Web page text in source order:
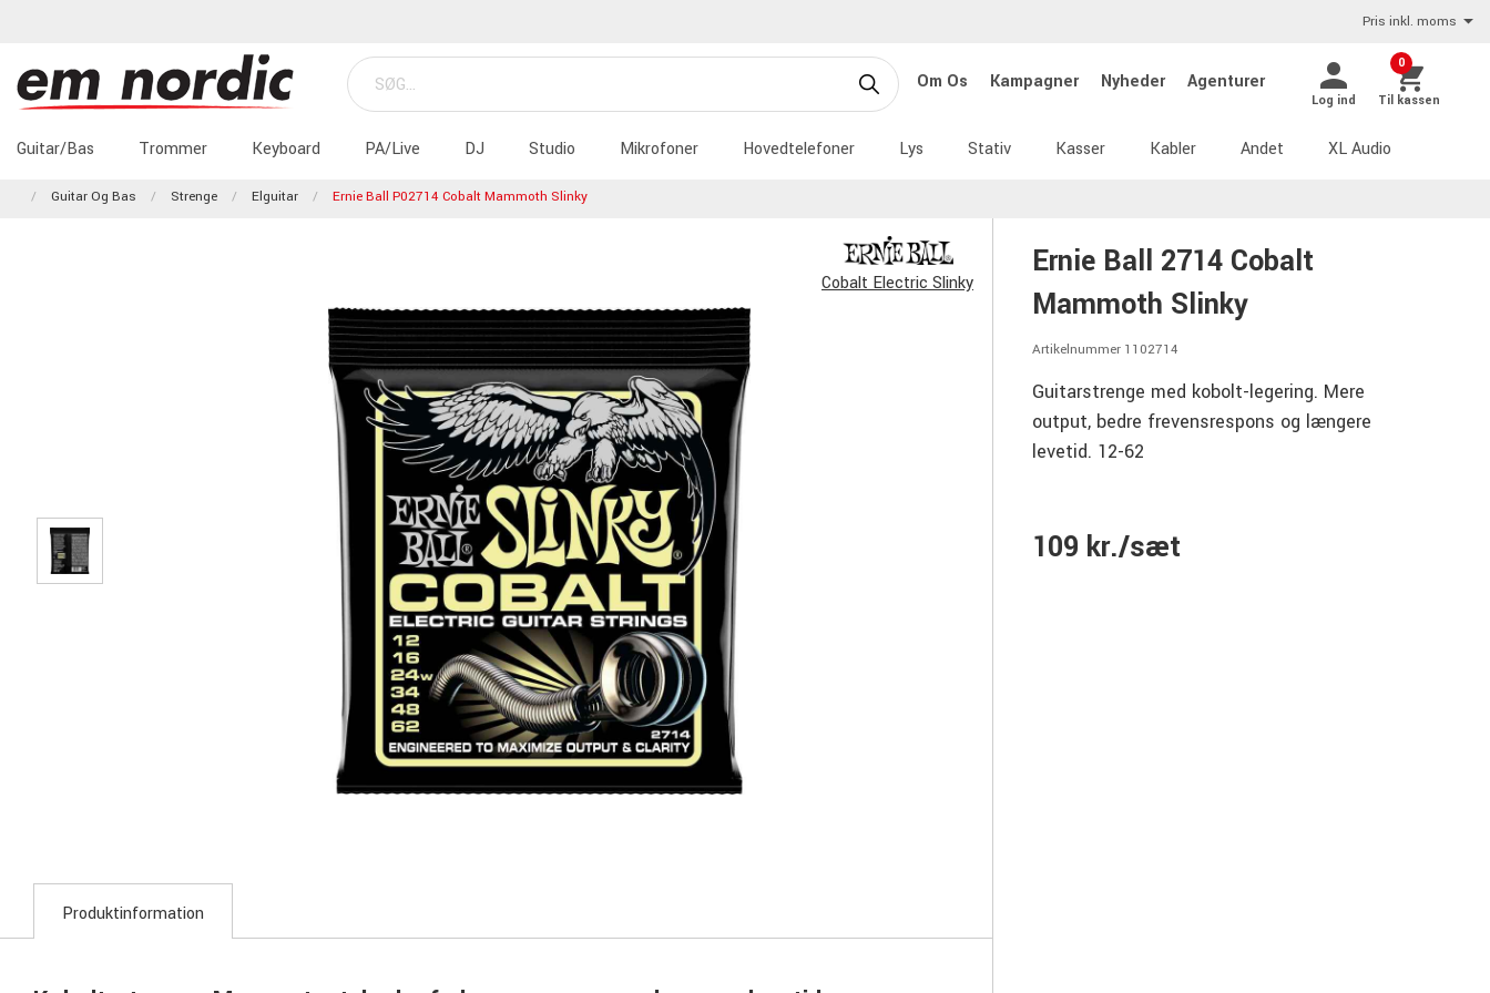
Pris inkl. moms
Om Os Kampagner Nyheder Agenturer
Log ind
0
Til kassen
Guitar/Bas Trommer Keyboard PA/Live DJ Studio Mikrofoner Hovedtelefoner Lys Stativ Kasser Kabler Andet XL Audio
Guitar Og Bas Strenge Elguitar Ernie Ball P02714 Cobalt Mammoth Slinky
Cobalt Electric Slinky
Ernie Ball 2714 Cobalt
Mammoth Slinky
Artikelnummer 1102714
Guitarstrenge med kobolt-legering. Mere
output, bedre frevensrespons og længere
levetid. 12-62
109 kr./sæt
Produktinformation